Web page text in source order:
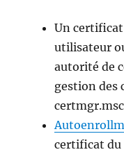
Un
utilisateur
autorité de
gestion des
certificat du